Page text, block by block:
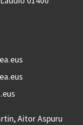
Aitor Aspuru